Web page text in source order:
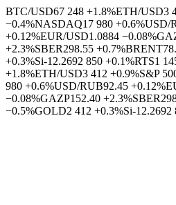
BTC/USD67 248 +1.8%ETH/USD3
−0.4%NASDAQ17 980 +0.6%USD/
+0.12%EUR/USD1.0884 −0.08%
+2.3%SBER298.55 +0.7%BRENT
+0.3%Si-12.2692 850 +0.1%RTS1
+1.8%ETH/USD3 412 +0.9%S&P
980 +0.6%USD/RUB92.45 +0.12%
−0.08%GAZP152.40 +2.3%SBER
−0.5%GOLD2 412 +0.3%Si-12.2692